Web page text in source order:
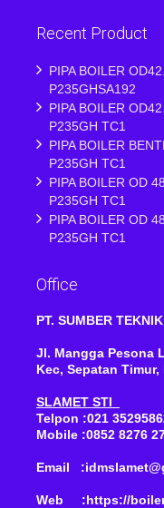
Recent Product
PIPA BOILER
P235GHSA192
PIPA BOILER
P235GH TC1
PIPA BOILER
P235GH TC1
PIPA BOILER OD
P235GH TC1
PIPA BOILER OD
P235GH TC1
Office
PT. SUMBER
Jl. Mangga Pesona
Kec, Sepatan
SLAMET STI
Telpon :021
Mobile :0852 8276
Email
Web :https://